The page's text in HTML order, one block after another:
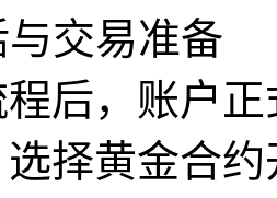
交易准备
后，账户
择黄金合